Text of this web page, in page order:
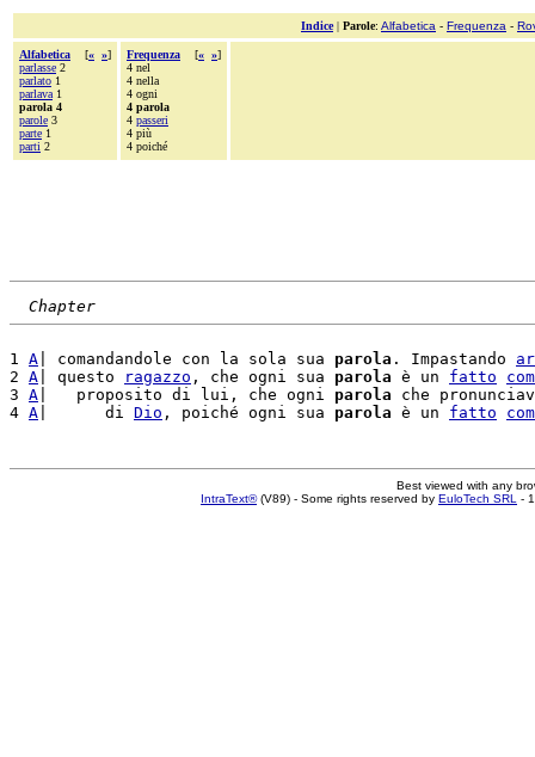
Indice| Parole: Alfabetica - Frequenza -
Alfabetica [« »]
parlasse 2
parlato 1
parlava 1
parola 4
parole 3
parte 1
parti 2
Frequenza [« »]
4 nel
4 nella
4 ogni
4 parola
4 passeri
4 più
4 poiché
Chapter
1 A | comandandole con la sola sua parola . Impastando
2 A | questo ragazzo , che ogni sua parola è un fatto
3 A |   proposito di lui, che ogni parola che
4 A |      di Dio , poiché ogni sua parola è un fatto
Best viewed with any
IntraText®(V89) - Some rights reserved by EuloTech SRL -